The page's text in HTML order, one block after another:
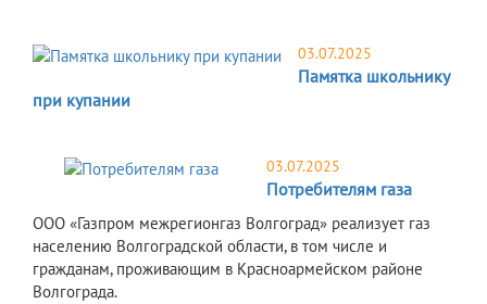
03.07.2025
Памятка школьнику
при купании
03.07.2025
Потребителям газа
ООО «Газпром межрегионгаз Волгоград» реализует газ
населению Волгоградской области, в том числе и
гражданам, проживающим в Красноармейском районе
Волгограда.